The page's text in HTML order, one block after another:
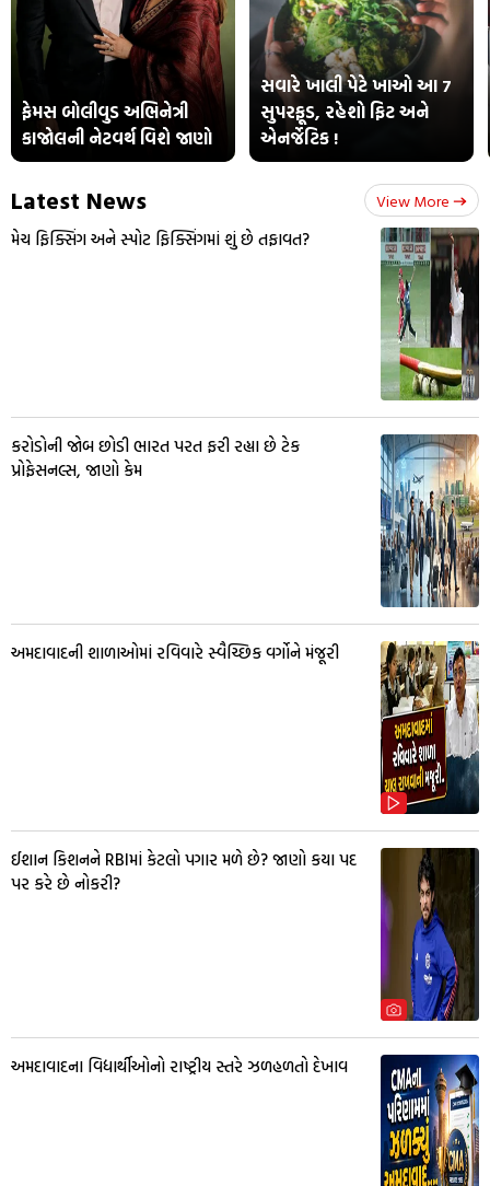
ફેમસ બોલીવુડ અભિનેત્રી
કાજોલની નેટવર્થ વિશે જાણો
સવારે ખાલી પેટે ખાઓ આ 7
સુપરફૂડ, રહેશો ફિટ અને
એનર્જેટિક !
Latest News View More
મેચ ફિક્સિંગ અને સ્પોટ ફિક્સિંગમાં શું છે તફાવત?
કરોડોની જોબ છોડી ભારત પરત ફરી રહ્યા છે ટેક
પ્રોફેસનલ્સ, જાણો કેમ
અમદાવાદની શાળાઓમાં રવિવારે સ્વૈચ્છિક વર્ગોને મંજૂરી
ઈશાન કિશનને RBIમાં કેટલો પગાર મળે છે? જાણો કયા પદ
પર કરે છે નોકરી?
અમદાવાદના વિદ્યાર્થીઓનો રાષ્ટ્રીય સ્તરે ઝળહળતો દેખાવ